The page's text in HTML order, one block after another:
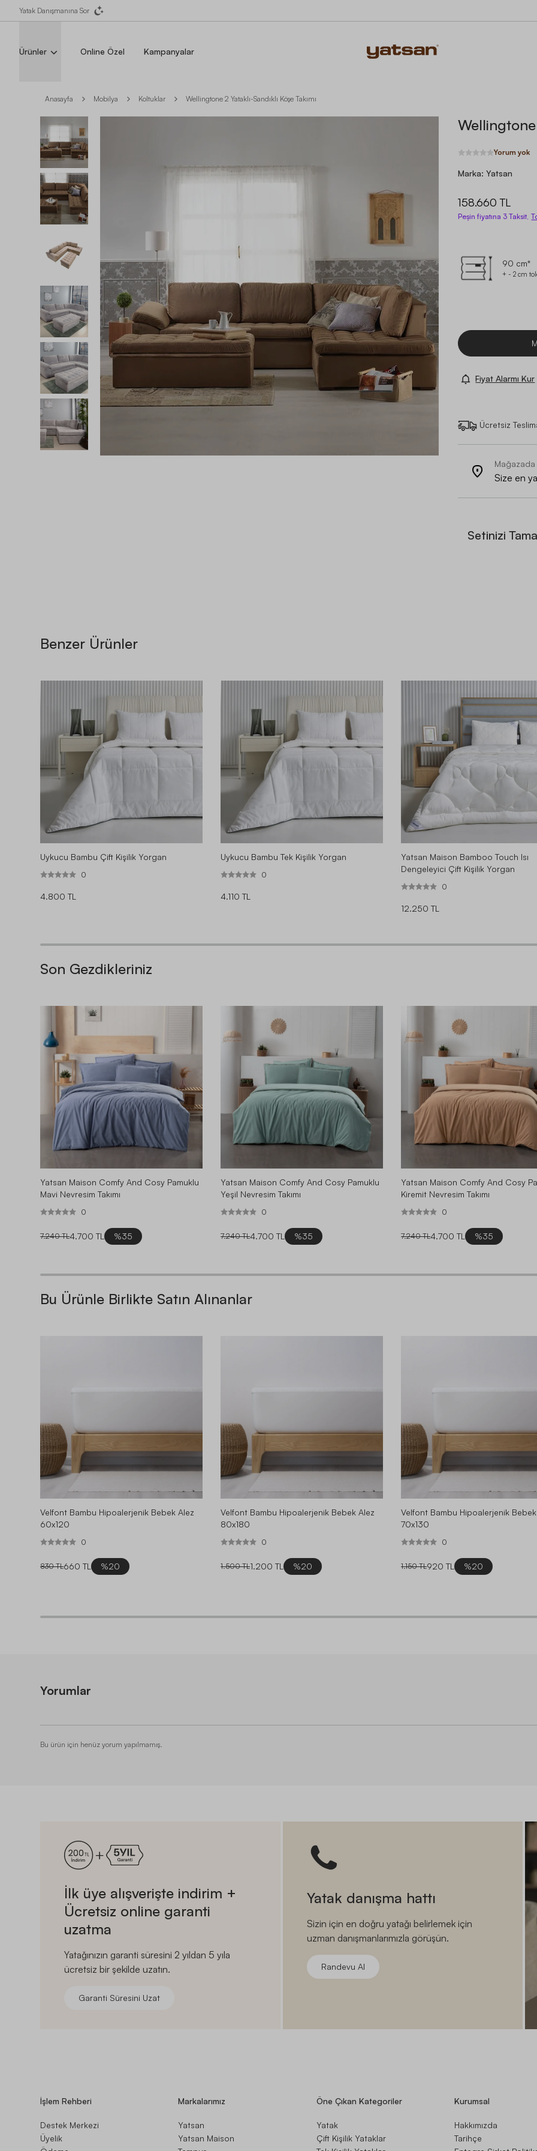
Yatak Danışmanına Sor
Ürünler Online Özel Kampanyalar
Anasayfa Mobilya Koltuklar Wellingtone 2 Yataklı-Sandıklı Köşe Takımı
Wellingtone
Yorum yok
Marka:Yatsan
158.660 TL
Peşin fiyatına 3 Taksit,
90 cm*
+ - 2 cm
Fiyat Alarmı Kur
Ücretsiz
Mağazada
Size en
Setinizi
Benzer Ürünler
Uykucu Bambu Çift Kişilik Yorgan
0
4.800 TL
Uykucu Bambu Tek Kişilik Yorgan
0
4.110 TL
Yatsan Maison Bamboo Touch Isı
Dengeleyici Çift Kişilik Yorgan
0
12.250 TL
Son Gezdikleriniz
Yatsan Maison Comfy And Cosy Pamuklu
Mavi Nevresim Takımı
0
7.240 TL4.700 TL %35
Yatsan Maison Comfy And Cosy Pamuklu
Yeşil Nevresim Takımı
0
7.240 TL4.700 TL %35
Yatsan Maison Comfy And Cosy
Kiremit Nevresim Takımı
0
7.240 TL4.700 TL %35
Bu Ürünle Birlikte Satın Alınanlar
Velfont Bambu Hipoalerjenik Bebek Alez
60x120
0
830 TL660 TL %20
Velfont Bambu Hipoalerjenik Bebek Alez
80x180
0
1.500 TL1.200 TL %20
Velfont Bambu Hipoalerjenik
70x130
0
1.150 TL920 TL %20
Yorumlar
Bu ürün için henüz yorum yapılmamış.
İlk üye alışverişte indirim +
Ücretsiz online garanti
uzatma
Yatağınızın garanti süresini 2 yıldan 5 yıla
ücretsiz bir şekilde uzatın.
Garanti Süresini Uzat
Yatak danışma hattı
Sizin için en doğru yatağı belirlemek için
uzman danışmanlarımızla görüşün.
Randevu Al
İşlem Rehberi
Destek Merkezi
Üyelik
Markalarımız
Yatsan
Yatsan Maison
Öne Çıkan Kategoriler
Yatak
Çift Kişilik Yataklar
Kurumsal
Hakkımızda
Tarihçe